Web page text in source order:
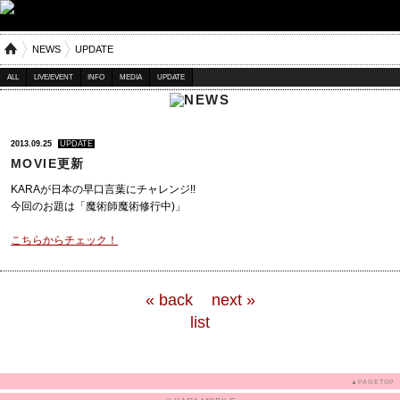
NEWS UPDATE
ALL LIVE/EVENT INFO MEDIA UPDATE
2013.09.25 UPDATE
MOVIE更新
KARAが日本の早口言葉にチャレンジ!!
今回のお題は「魔術師魔術修行中)」
こちらからチェック！
« back
next »
list
▲PAGETOP